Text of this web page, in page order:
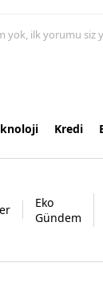
ilk yorumu siz
Kredi
Eko
Gündem